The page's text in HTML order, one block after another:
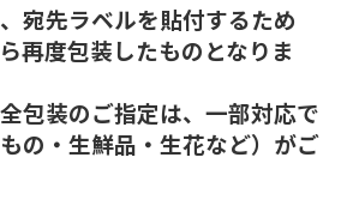
宛先ラベルを貼付するため
再度包装したものとなりま
包装のご指定は、一部対応で
の・生鮮品・生花など）がご